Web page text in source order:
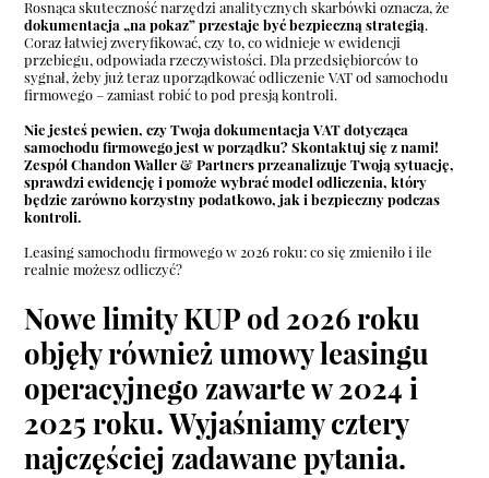
Rosnąca skuteczność narzędzi analitycznych skarbówki oznacza, że
dokumentacja „na pokaz” przestaje być bezpieczną strategią.
Coraz łatwiej zweryfikować, czy to, co widnieje w ewidencji
przebiegu, odpowiada rzeczywistości. Dla przedsiębiorców to
sygnał, żeby już teraz uporządkować odliczenie VAT od samochodu
firmowego – zamiast robić to pod presją kontroli.
Nie jesteś pewien, czy Twoja dokumentacja VAT dotycząca
samochodu firmowego jest w porządku?Skontaktuj się z nami!
Zespół Chandon Waller & Partners przeanalizuje Twoją sytuację,
sprawdzi ewidencję i pomoże wybrać model odliczenia, który
będzie zarówno korzystny podatkowo, jak i bezpieczny podczas
kontroli.
Leasing samochodu firmowego w 2026 roku: co się zmieniło i ile
realnie możesz odliczyć?
Nowe limity KUP od 2026 roku
objęły również umowy leasingu
operacyjnego zawarte w 2024 i
2025 roku. Wyjaśniamy cztery
najczęściej zadawane pytania.